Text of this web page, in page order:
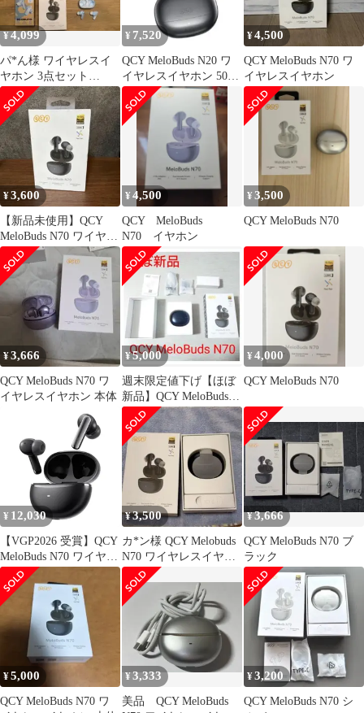
ン Bluetooth6.0 外音取
り込みモード 装着検出
機能 マルチポイント接
続 ｍａ
ン Bluetooth6.0 外音取
り込みモード 装着検出
機能 マルチ bc6d62d4
¥4,099
パ*ん様 ワイヤレスイ
ヤホン 3点セット
Redmi QCY Skullcand
¥ 7,520
QCY MeloBuds N20 ワ
イヤレスイヤホン 50dB
ノイズキャンMM
¥4,500
QCY MeloBuds N70 ワ
イヤレスイヤホン
¥3,600
【新品未使用】QCY
MeloBuds N70 ワイヤレ
スイヤホン ブラック
¥4,500
QCY MeloBuds
N70 イヤホン
¥3,500
QCY MeloBuds N70
¥3,666
QCY MeloBuds N70 ワ
イヤレスイヤホン 本体
¥5,000
週末限定値下げ【ほぼ
新品】QCY MeloBuds
N70
¥4,000
QCY MeloBuds N70
¥ 12,030
【VGP2026 受賞】QCY
MeloBuds N70 ワイヤレ
スイヤホン ノイズキャ
ンセリング
MEMS+10mmダイナミ
ックドライバー ハイレ
ゾ LDAC対応イヤフォ
ン Bluetooth6.0 外音取
り込みモード 装着検出
機能 マルチポイント接
続 ｍａ
¥3,500
カ*ン様 QCY Melobuds
N70 ワイヤレスイヤホ
ン
¥3,666
QCY MeloBuds N70 ブ
ラック
¥5,000
QCY MeloBuds N70 ワ
¥3,333
美品 QCY MeloBuds
¥3,200
QCY MeloBuds N70 シ